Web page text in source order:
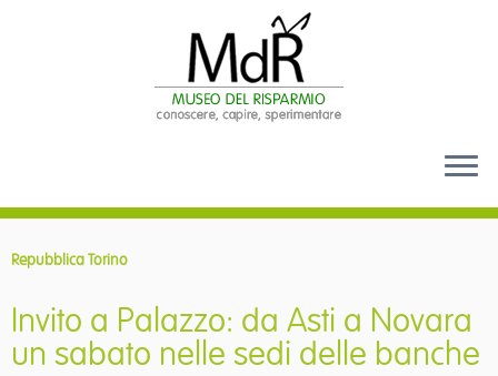
Repubblica Torino
Invito a Palazzo: da Asti a Novara
un sabato nelle sedi delle banche